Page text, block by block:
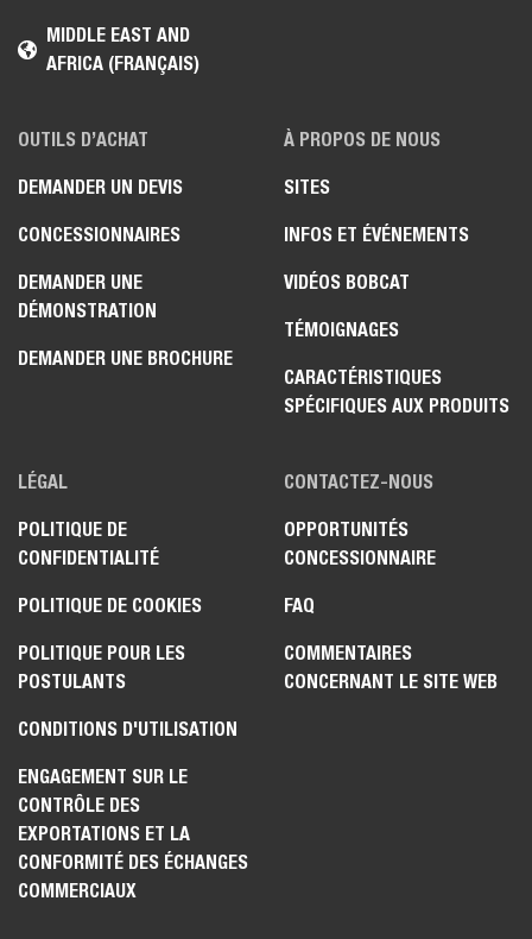
MIDDLE EAST AND
AFRICA (FRANÇAIS)
OUTILS D’ACHAT
DEMANDER UN DEVIS
CONCESSIONNAIRES
DEMANDER UNE
DÉMONSTRATION
DEMANDER UNE BROCHURE
À PROPOS DE NOUS
SITES
INFOS ET ÉVÉNEMENTS
VIDÉOS BOBCAT
TÉMOIGNAGES
CARACTÉRISTIQUES
SPÉCIFIQUES AUX PRODUITS
LÉGAL
POLITIQUE DE
CONFIDENTIALITÉ
POLITIQUE DE COOKIES
POLITIQUE POUR LES
POSTULANTS
CONDITIONS D'UTILISATION
ENGAGEMENT SUR LE
CONTRÔLE DES
EXPORTATIONS ET LA
CONFORMITÉ DES ÉCHANGES
COMMERCIAUX
CONTACTEZ-NOUS
OPPORTUNITÉS
CONCESSIONNAIRE
FAQ
COMMENTAIRES
CONCERNANT LE SITE WEB